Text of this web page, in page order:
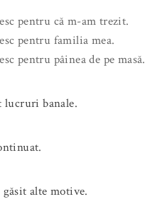
pentru că m-am trezit.
pentru familia mea.
pentru pâinea de pe masă.
lucruri banale.
alte motive.